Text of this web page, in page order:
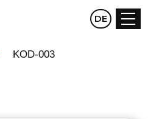
CZ EN
DE
KOD-003